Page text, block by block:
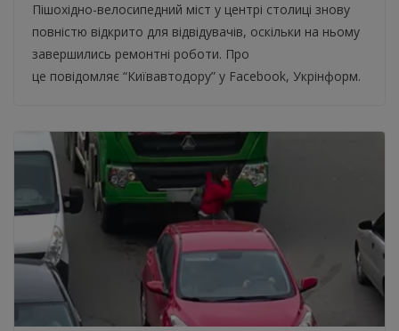
Пішохідно-велосипедний міст у центрі столиці знову
повністю відкрито для відвідувачів, оскільки на ньому
завершились ремонтні роботи. Про
це повідомляє “Київавтодору” у Facebook, Укрінформ.